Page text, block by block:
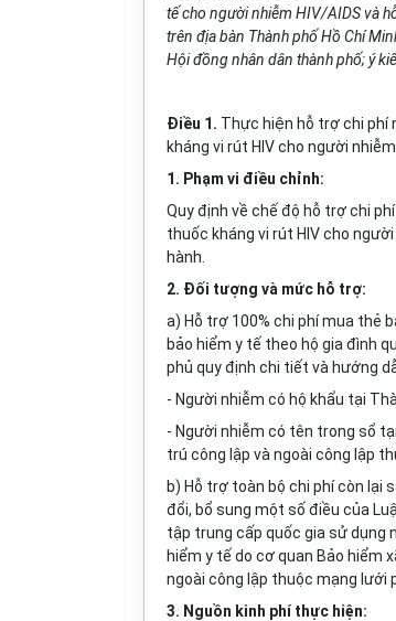
tế cho người nhiễm HIV/AIDS và h
trên địa bàn Thành phốHồ Chí
Hội đồng nhân dân thành phố; ý
Điều 1. Thực hiện hỗ trợ chi phí
kháng vi rút HIV cho người
1. Phạm vi điều chỉnh:
Quy định về chế độ hỗ trợ chi
thuốc kháng vi rút H V cho người
hành.
2. Đối tượng và mức hỗ trợ:
a) Hỗ trợ 100% chi phí mua thẻ
bảo hiểm y tế theo hộ gia đình
phủ quy định chi tiết và hướng
- Người nhiễm có hộ khẩu tại
- Người nhiễm có tên trong sổ
trú công lập và ngoài công lập
b) Hỗ trợ toàn bộ chi phí còn lại
đổi, bổ sung một số điều của
tập trung cấp quốc gia sử dụng
hiểm y tế do cơ quan Bảo hiểm
ngoài công lập thuộc mạng lưới
3. Nguồn kinh phí thực hiện: